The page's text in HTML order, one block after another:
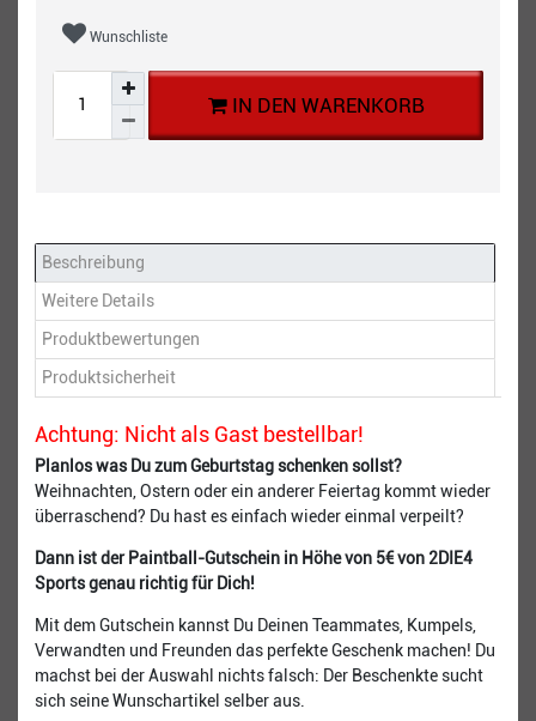
Wunschliste
IN DEN WARENKORB
Beschreibung
Weitere Details
Produktbewertungen
Produktsicherheit
Achtung: Nicht als Gast bestellbar!
Planlos was Du zum Geburtstag schenken sollst?
Weihnachten, Ostern oder ein anderer Feiertag kommt wieder
überraschend? Du hast es einfach wieder einmal verpeilt?
Dann ist der Paintball-Gutschein in Höhe von 5€ von 2DIE4
Sports genau richtig für Dich!
Mit dem Gutschein kannst Du Deinen Teammates, Kumpels,
Verwandten und Freunden das perfekte Geschenk machen! Du
machst bei der Auswahl nichts falsch: Der Beschenkte sucht
sich seine Wunschartikel selber aus.